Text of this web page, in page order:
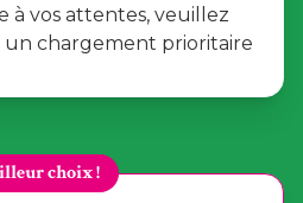
à vos attentes, veuillez
chargement prioritaire
choix !